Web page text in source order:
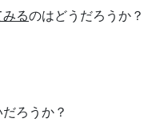
るのはどうだろうか？
ろうか？